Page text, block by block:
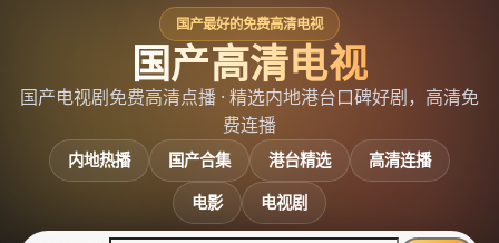
国产最好的免费高清电视
国产高清电视
国产电视剧免费高清点播 · 精选内地港台口碑好剧，高清免
费连播
内地热播 国产合集 港台精选
高清连播
电影
电视剧